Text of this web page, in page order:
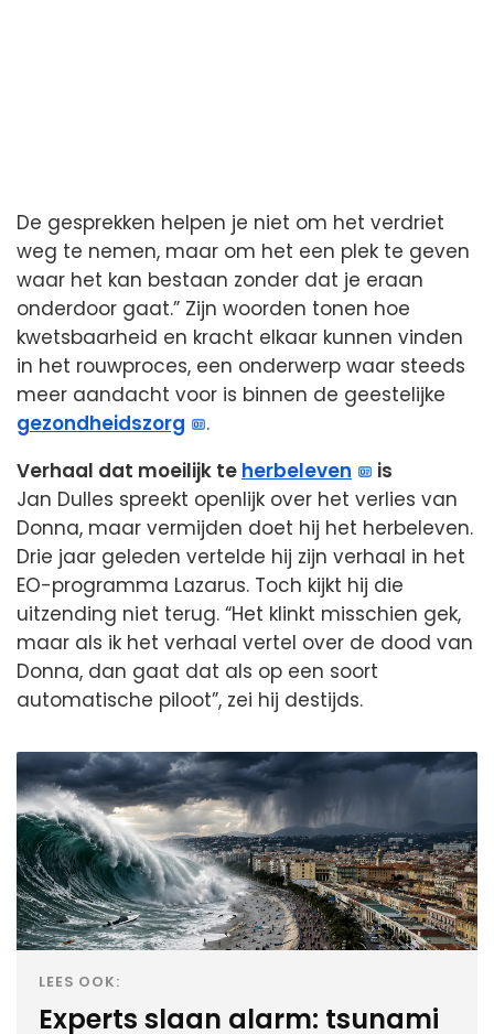
De gesprekken helpen je niet om het verdriet
weg te nemen, maar om het een plek te geven
waar het kan bestaan zonder dat je eraan
onderdoor gaat.” Zijn woorden tonen hoe
kwetsbaarheid en kracht elkaar kunnen vinden
in het rouwproces, een onderwerp waar steeds
meer aandacht voor is binnen de geestelijke
gezondheidszorg
.
Verhaal dat moeilijk te herbeleven
is
Jan Dulles spreekt openlijk over het verlies van
Donna, maar vermijden doet hij het herbeleven.
Drie jaar geleden vertelde hij zijn verhaal in het
EO-programma Lazarus. Toch kijkt hij die
uitzending niet terug. “Het klinkt misschien gek,
maar als ik het verhaal vertel over de dood van
Donna, dan gaat dat als op een soort
automatische piloot”, zei hij destijds.
LEES OOK:
Experts slaan alarm: tsunami